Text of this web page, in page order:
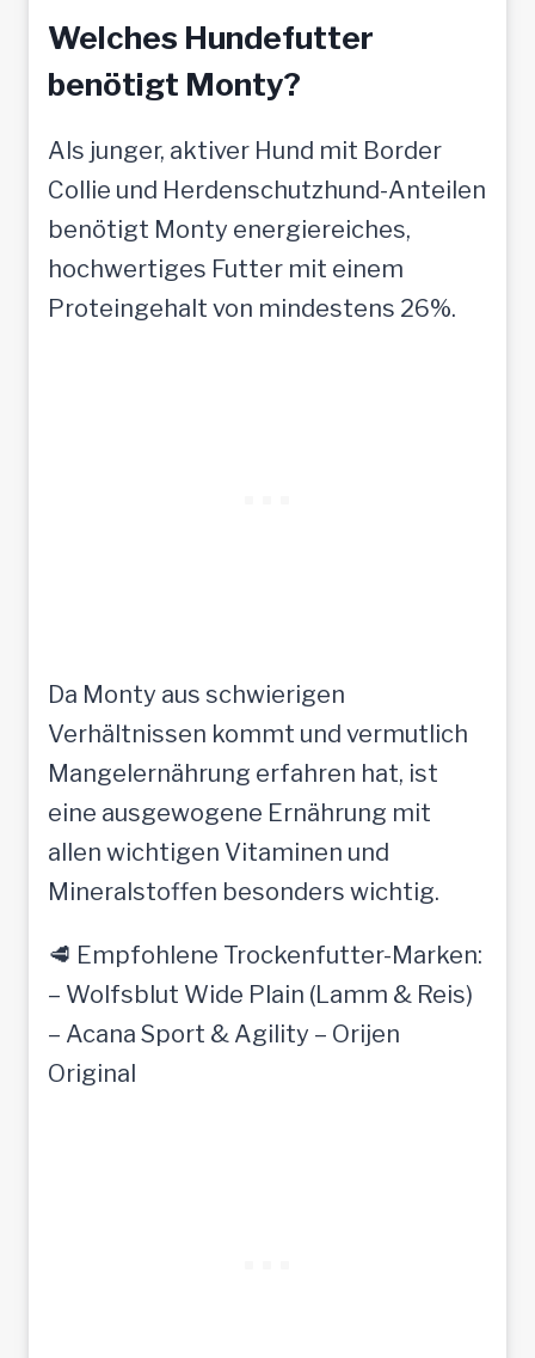
Welches Hundefutter
benötigt Monty?
Als junger, aktiver Hund mit Border
Collie und Herdenschutzhund-Anteilen
benötigt Monty energiereiches,
hochwertiges Futter mit einem
Proteingehalt von mindestens 26%.
Da Monty aus schwierigen
Verhältnissen kommt und vermutlich
Mangelernährung erfahren hat, ist
eine ausgewogene Ernährung mit
allen wichtigen Vitaminen und
Mineralstoffen besonders wichtig.
🥩 Empfohlene Trockenfutter-Marken:
– Wolfsblut Wide Plain (Lamm & Reis)
– Acana Sport & Agility – Orijen
Original